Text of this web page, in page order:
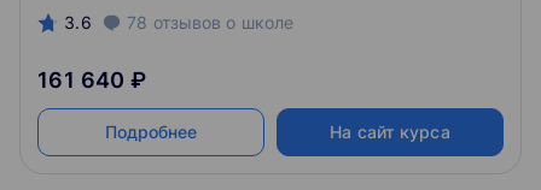
3.6 78 отзывов о школе
161 640 ₽
Подробнее На сайт курса